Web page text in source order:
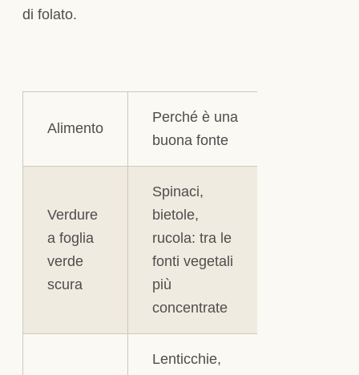
di folato.
Alimento
Perché è una
buona fonte
Verdure
a foglia
verde
scura
Spinaci,
bietole,
rucola: tra le
fonti vegetali
più
concentrate
Lenticchie,